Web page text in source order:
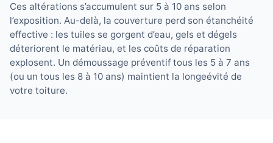
Ces altérations s’accumulent sur 5 à 10 ans selon
l’exposition. Au-delà, la couverture perd son étanchéité
effective : les tuiles se gorgent d’eau, gels et dégels
déteriorent le matériau, et les coûts de réparation
explosent. Un démoussage préventif tous les 5 à 7 ans
(ou un tous les 8 à 10 ans) maintient la longeévité de
votre toiture.